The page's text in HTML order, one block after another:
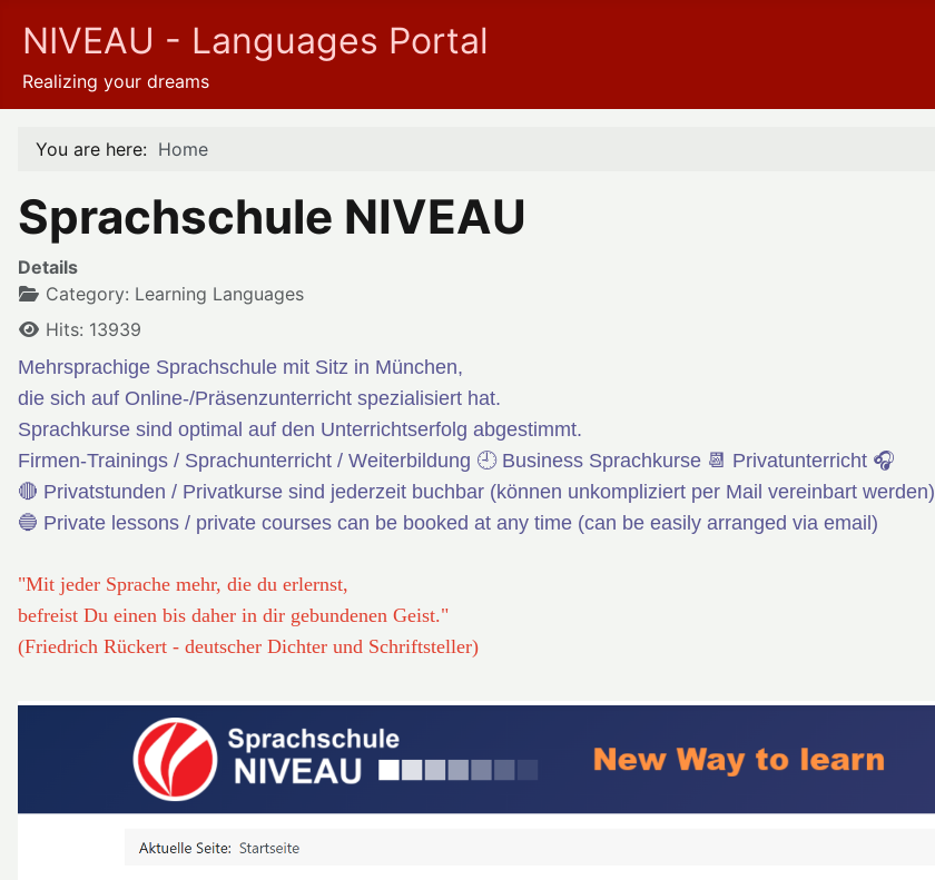
NIVEAU - Languages Portal
Realizing your dreams
You are here: Home
Sprachschule NIVEAU
Details
Category: Learning Languages
Hits: 13939
Mehrsprachige Sprachschule mit Sitz in München,
die sich auf Online-/Präsenzunterricht spezialisiert hat.
Sprachkurse sind optimal auf den Unterrichtserfolg abgestimmt.
Firmen-Trainings / Sprachunterricht / Weiterbildung 🕘 Business Sprachkurse 📆 Privatunterricht 🎧
🔴 Privatstunden / Privatkurse sind jederzeit buchbar (können unkompliziert per Mail vereinbart werden)
🔵 Private lessons / private courses can be booked at any time (can be easily arranged via email)
"Mit jeder Sprache mehr, die du erlernst,
befreist Du einen bis daher in dir gebundenen Geist."
(Friedrich Rückert - deutscher Dichter und Schriftsteller)